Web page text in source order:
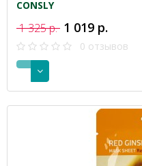
CONSLY
1 325 р. 1 019 р.
0 отзывов